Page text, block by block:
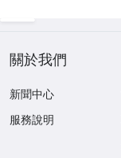
關於我們
新聞中心
服務說明